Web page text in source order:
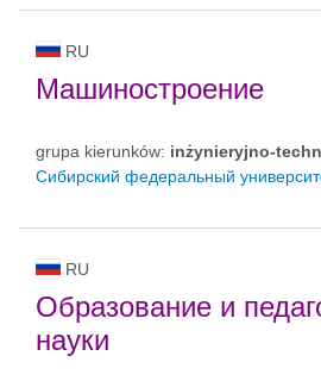
RU
Машиностроение
grupa kierunków: inżynieryjno-
Сибирский федеральный
RU
Образование и
науки